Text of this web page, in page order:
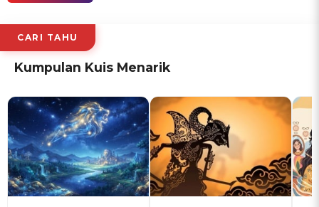
CARI TAHU
Kumpulan Kuis Menarik